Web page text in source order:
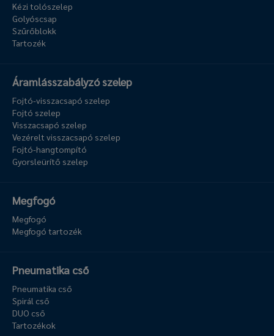
Kézi tolószelep
Golyóscsap
Szűrőblokk
Tartozék
Áramlásszabályzó szelep
Fojtó-visszacsapó szelep
Fojtó szelep
Visszacsapó szelep
Vezérelt visszacsapó szelep
Fojtó-hangtompító
Gyorsleürítő szelep
Megfogó
Megfogó
Megfogó tartozék
Pneumatika cső
Pneumatika cső
Spirál cső
DUO cső
Tartozékok